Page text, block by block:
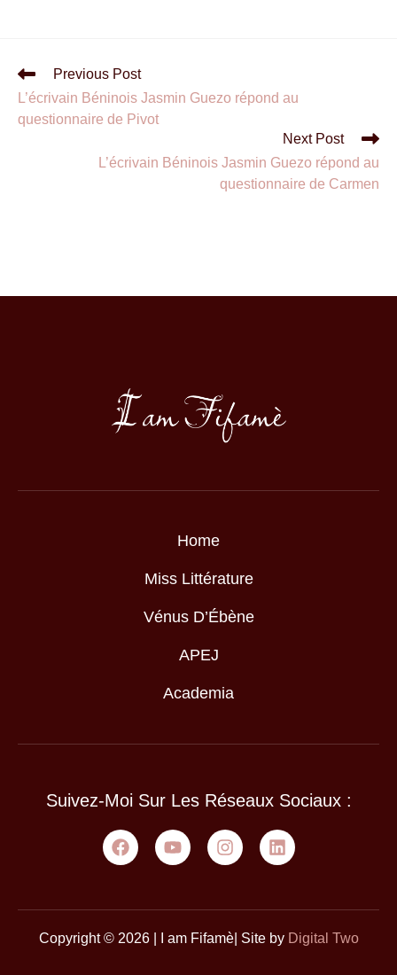
Previous Post
L’écrivain Béninois Jasmin Guezo répond au
questionnaire de Pivot
Next Post
L’écrivain Béninois Jasmin Guezo répond au
questionnaire de Carmen
Home
Miss Littérature
Vénus D’Ébène
APEJ
Academia
Suivez-Moi Sur Les Réseaux Sociaux :
Copyright © 2026 | I am Fifamè| Site by Digital Two